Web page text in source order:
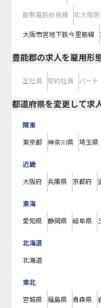
能勢電鉄妙見線 北大阪急
大阪市営地下鉄今里筋線
豊能郡の求人を雇用形
正社員 契約社員 パート
都道府県を変更して求
関東
東京都 神奈川県 埼玉県
近畿
大阪府 兵庫県 京都府
東海
愛知県 静岡県 岐阜県
北海道
北海道
東北
宮城県 福島県 青森県